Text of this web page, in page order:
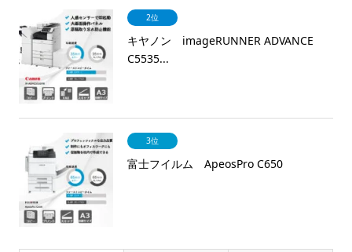
2位
キヤノン imageRUNNER ADVANCE
C5535...
3位
富士フイルム ApeosPro C650